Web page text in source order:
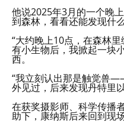
他说2025年3月的一个晚
到森林，看看还能发现什么
“大约晚上10点，在森林
有小生物后，我掀起一块
西。
“我立刻认出那是触觉兽
外见过，后来发现丹特里
在获奖摄影师、科学传播
助下，康纳斯后来回到现